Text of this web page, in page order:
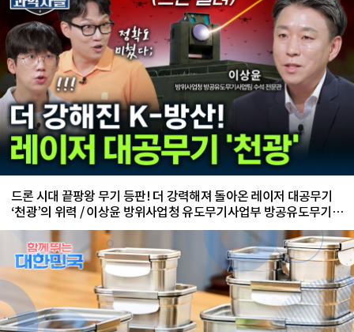
드론 시대 끝팡왕 무기 등판! 더 강력해져 돌아온 레이저 대공무기
‘천광’의 위력 / 이상윤 방위사업청 유도무기사업부 방공유도무기사
업팀 수석 전문관